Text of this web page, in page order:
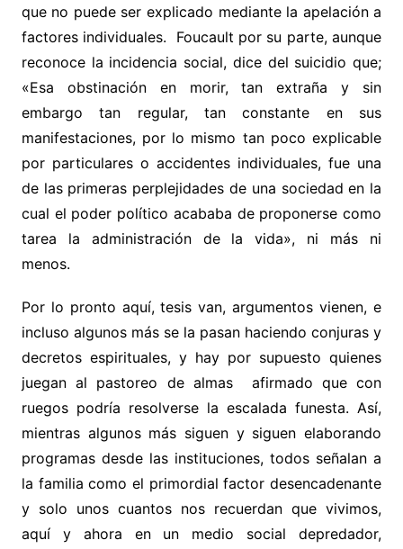
que no puede ser explicado mediante la apelación a
factores individuales. Foucault por su parte, aunque
reconoce la incidencia social, dice del suicidio que;
«Esa obstinación en morir, tan extraña y sin
embargo tan regular, tan constante en sus
manifestaciones, por lo mismo tan poco explicable
por particulares o accidentes individuales, fue una
de las primeras perplejidades de una sociedad en la
cual el poder político acababa de proponerse como
tarea la administración de la vida», ni más ni
menos.
Por lo pronto aquí, tesis van, argumentos vienen, e
incluso algunos más se la pasan haciendo conjuras y
decretos espirituales, y hay por supuesto quienes
juegan al pastoreo de almas afirmado que con
ruegos podría resolverse la escalada funesta. Así,
mientras algunos más siguen y siguen elaborando
programas desde las instituciones, todos señalan a
la familia como el primordial factor desencadenante
y solo unos cuantos nos recuerdan que vivimos,
aquí y ahora en un medio social depredador,